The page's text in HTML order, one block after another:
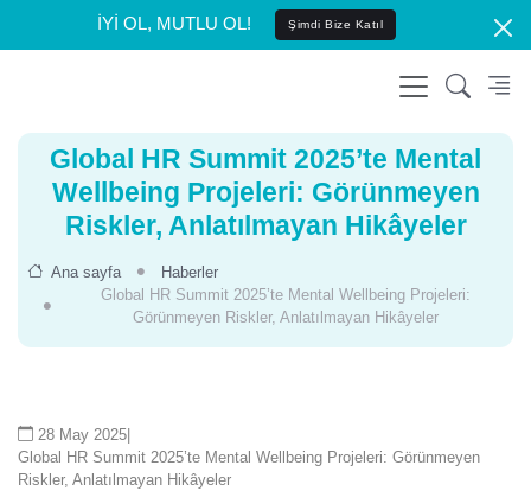
İYİ OL, MUTLU OL! Şimdi Bize Katıl
Global HR Summit 2025’te Mental
Wellbeing Projeleri: Görünmeyen
Riskler, Anlatılmayan Hikâyeler
Ana sayfa
Haberler
Global HR Summit 2025’te Mental Wellbeing Projeleri:
Görünmeyen Riskler, Anlatılmayan Hikâyeler
28 May 2025
Global HR Summit 2025’te Mental Wellbeing Projeleri: Görünmeyen
Riskler, Anlatılmayan Hikâyeler